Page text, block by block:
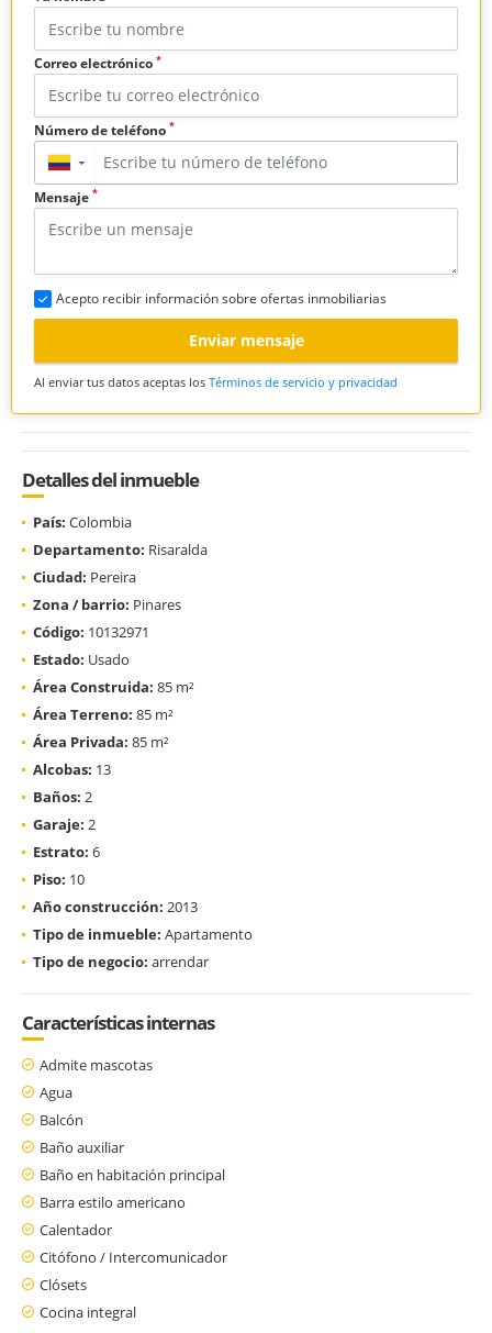
Correo electrónico *
Número de teléfono *
▼
Mensaje *
Acepto recibir información sobre ofertas inmobiliarias
Enviar mensaje
Al enviar tus datos aceptas los Términos de servicio y privacidad
Detalles del inmueble
País: Colombia
Departamento: Risaralda
Ciudad: Pereira
Zona / barrio: Pinares
Código: 10132971
Estado: Usado
Área Construida: 85 m²
Área Terreno: 85 m²
Área Privada: 85 m²
Alcobas: 13
Baños: 2
Garaje: 2
Estrato: 6
Piso: 10
Año construcción: 2013
Tipo de inmueble: Apartamento
Tipo de negocio: arrendar
Características internas
Admite mascotas
Agua
Balcón
Baño auxiliar
Baño en habitación principal
Barra estilo americano
Calentador
Citófono / Intercomunicador
Clósets
Cocina integral